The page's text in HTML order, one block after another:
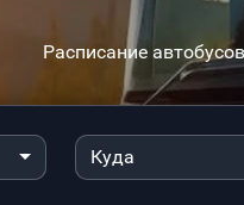
Расписание
Куда